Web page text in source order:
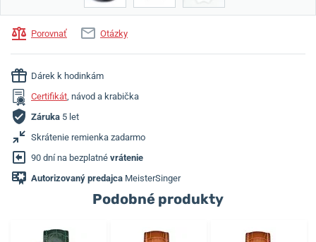
Porovnať Otázky
Dárek k hodinkám
Certifikát, návod a krabička
Záruka 5 let
Skrátenie remienka zadarmo
90 dní na bezplatné vrátenie
Autorizovaný predajca MeisterSinger
Podobné produkty